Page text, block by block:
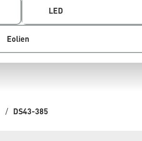
LED
Eolien
/ DS43-385